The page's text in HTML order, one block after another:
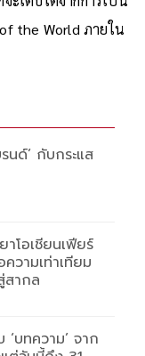
the World ภายใน
นด์’ กับกระแส
โอเชียนเฟียร์
ความเท่าเทียม
สากล
บทความ’ จาก